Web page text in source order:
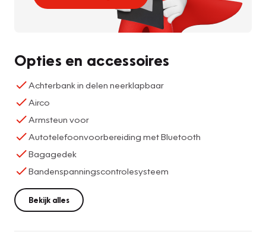
Opties en accessoires
Achterbank in delen neerklapbaar
Airco
Armsteun voor
Autotelefoonvoorbereiding met Bluetooth
Bagagedek
Bandenspanningscontrolesysteem
Bekijk alles